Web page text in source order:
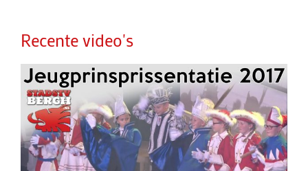
Recente video's